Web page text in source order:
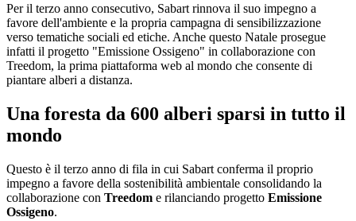
Per il terzo anno consecutivo, Sabart rinnova il suo impegno a
favore dell'ambiente e la propria campagna di sensibilizzazione
verso tematiche sociali ed etiche. Anche questo Natale prosegue
infatti il progetto "Emissione Ossigeno" in collaborazione con
Treedom, la prima piattaforma web al mondo che consente di
piantare alberi a distanza.
Una foresta da 600 alberi sparsi in tutto il
mondo
Questo è il terzo anno di fila in cui Sabart conferma il proprio
impegno a favore della sostenibilità ambientale consolidando la
collaborazione con Treedom e rilanciando progetto Emissione
Ossigeno.